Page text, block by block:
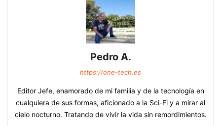
Pedro A.
https://one-tech.es
Editor Jefe, enamorado de mi familia y de la tecnología en
cualquiera de sus formas, aficionado a la Sci-Fi y a mirar al
cielo nocturno. Tratando de vivir la vida sin remordimientos.